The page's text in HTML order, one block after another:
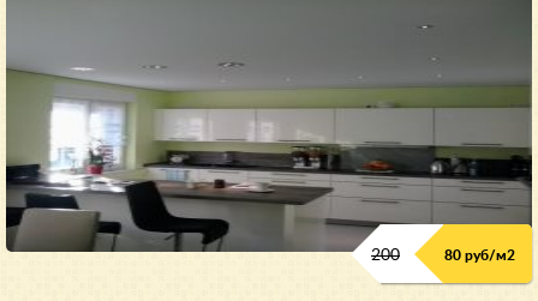
200 80 руб/м2